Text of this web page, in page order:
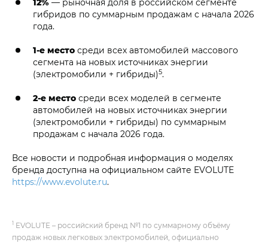
гибридов по суммарным продажам с начала 2026
года.
1-е место среди всех автомобилей массового
сегмента на новых источниках энергии
(электромобили + гибриды)5.
2-е место среди всех моделей в сегменте
автомобилей на новых источниках энергии
(электромобили + гибриды) по суммарным
продажам с начала 2026 года.
Все новости и подробная информация о моделях
бренда доступна на официальном сайте EVOLUTE
https://www.evolute.ru.
1 EVOLUTE – российский бренд №1 по суммарному объёму
продаж новых легковых электромобилей, официально